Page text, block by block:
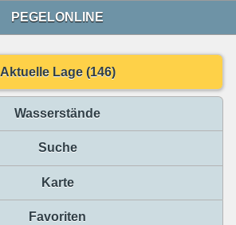
PEGELONLINE
Aktuelle Lage (146)
Wasserstände
Suche
Karte
Favoriten